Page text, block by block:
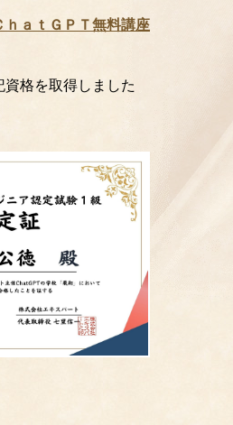
ａｔＧＰＴ無料講座
格を取得しました